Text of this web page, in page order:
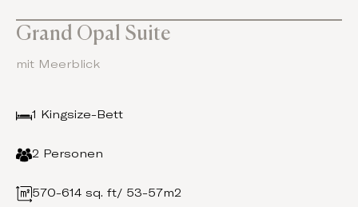
Grand Opal Suite
mit Meerblick
1 Kingsize-Bett
2 Personen
570-614 sq. ft/ 53-57m2